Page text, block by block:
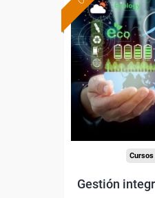
Para
trabajadores y
-Industria
Gestión